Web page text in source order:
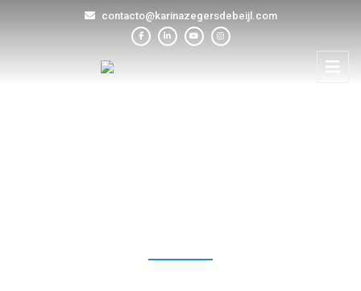
contacto@karinazegersdebeijl.com